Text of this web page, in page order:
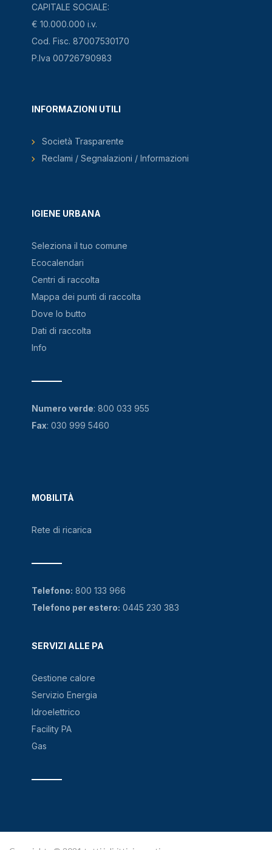
CAPITALE SOCIALE:
€ 10.000.000 i.v.
Cod. Fisc. 87007530170
P.Iva 00726790983
IGIENE URBANA
Seleziona il tuo comune
Ecocalendari
Centri di raccolta
Mappa dei punti di raccolta
Dove lo butto
Dati di raccolta
Info
MOBILITÀ
Rete di ricarica
SERVIZI ALLE PA
Gestione calore
Servizio Energia
Idroelettrico
Facility PA
Gas
INFORMAZIONI UTILI
Società Trasparente
Reclami / Segnalazioni / Informazioni
Numero verde: 800 033 955
Fax: 030 999 5460
Telefono: 800 133 966
Telefono per estero: 0445 230 383